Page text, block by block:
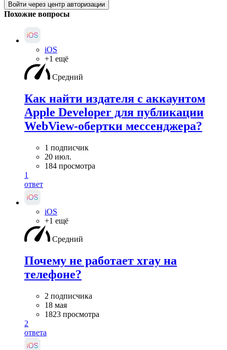
Войти через центр авторизации
Похожие вопросы
iOS
+1 ещё
Средний
Как найти издателя с аккаунтом
Apple Developer для публикации
WebView-обертки мессенджера?
1 подписчик
20 июл.
184 просмотра
1
ответ
iOS
+1 ещё
Средний
Почему не работает xray на
телефоне?
2 подписчика
18 мая
1823 просмотра
2
ответа